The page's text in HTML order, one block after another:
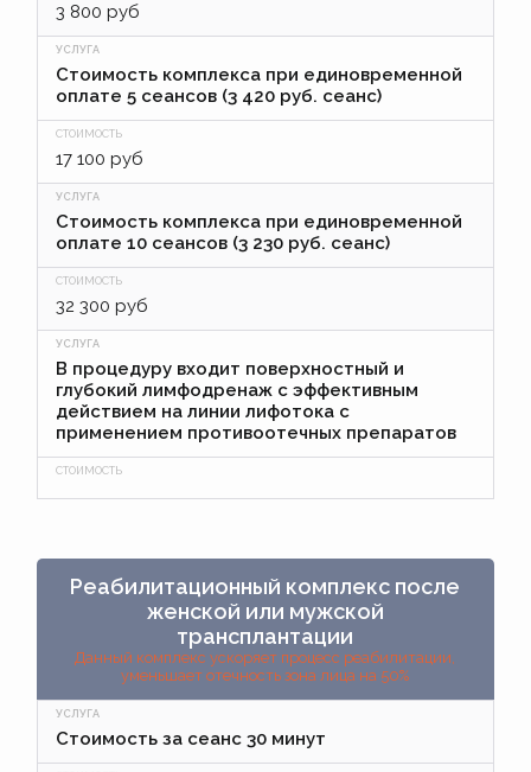
3 800 руб
Стоимость комплекса при единовременной
оплате 5 сеансов (3 420 руб. сеанс)
17 100 руб
Стоимость комплекса при единовременной
оплате 10 сеансов (3 230 руб. сеанс)
32 300 руб
В процедуру входит поверхностный и
глубокий лимфодренаж с эффективным
действием на линии лифотока с
применением противоотечных препаратов
Реабилитационный комплекс после
женской или мужской
трансплантации
Данный комплекс ускоряет процесс реабилитации,
уменьшает отечность зона лица на 50%
Стоимость за сеанс 30 минут